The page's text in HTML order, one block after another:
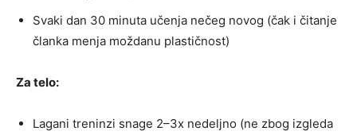
Svaki dan 30 minuta učenja nečeg novog (čak i čitanje
članka menja moždanu plastičnost)
Za telo:
Lagani treninzi snage 2–3x nedeljno (ne zbog izgleda